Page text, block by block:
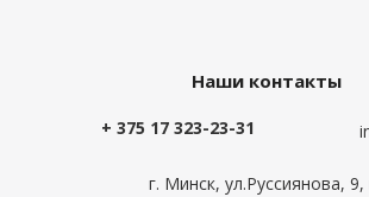
Наши контакты
+ 375 17 323-23-31
г. Минск, ул.Руссиянова, 9,